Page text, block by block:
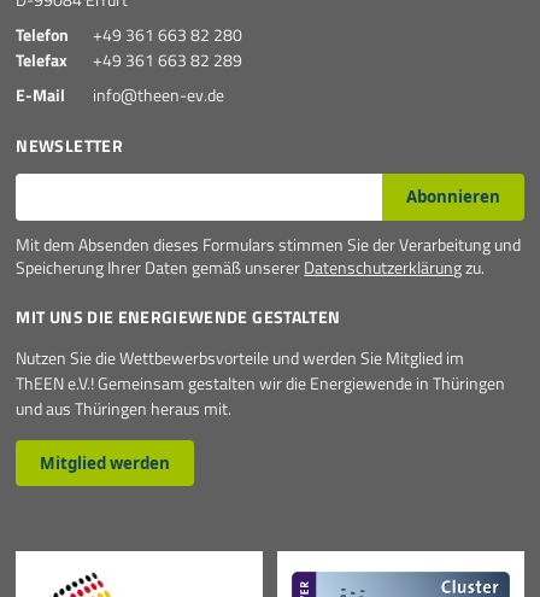
Aktuelles
Mehr
Telefon
+49 361 663 82 280
Telefax
+49 361 663 82 289
E-Mail
info@theen-ev.de
NEWSLETTER
E-Mail* Abonnieren
Mit dem Absenden dieses Formulars stimmen Sie der Verarbeitung und
Speicherung Ihrer Daten gemäß unsererDatenschutzerklärungzu.
MIT UNS DIE ENERGIEWENDE GESTALTEN
Nutzen Sie die Wettbewerbsvorteile und werden Sie Mitglied im
ThEEN e.V.! Gemeinsam gestalten wir die Energiewende in Thüringen
und aus Thüringen heraus mit.
Mitglied werden